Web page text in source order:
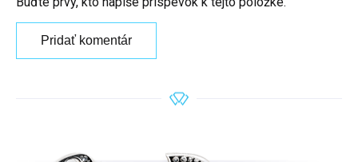
Pridať komentár